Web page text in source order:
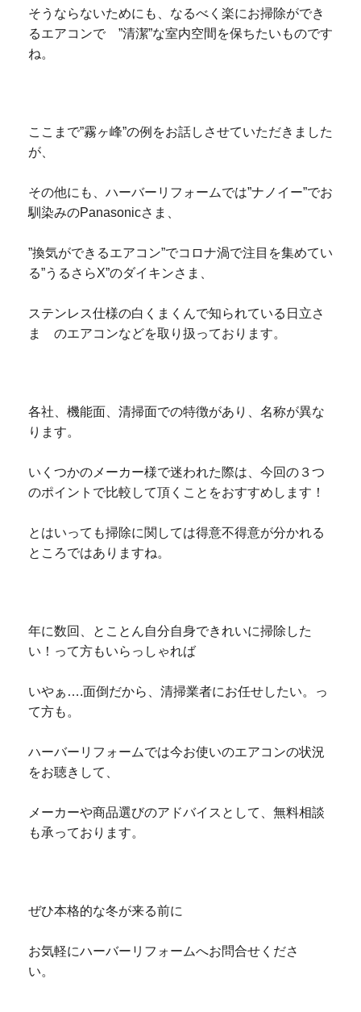
そうならないためにも、なるべく楽にお掃除ができ
るエアコンで ”清潔”な室内空間を保ちたいものです
ね。
ここまで”霧ヶ峰”の例をお話しさせていただきました
が、
その他にも、ハーバーリフォームでは”ナノイー”でお
馴染みのPanasonicさま、
”換気ができるエアコン”でコロナ渦で注目を集めてい
る”うるさらX”のダイキンさま、
ステンレス仕様の白くまくんで知られている 日立さ
ま のエアコンなどを取り扱っております。
各社、機能面、清掃面での特徴があり、名称が異な
ります。
いくつかのメーカー様で迷われた際は、今回の３つ
のポイントで比較して頂くことをおすすめします！
とはいっても掃除に関しては得意不得意が分かれる
ところではありますね。
年に数回、とことん自分自身できれいに掃除した
い！って方もいらっしゃれば
いやぁ….面倒だから、清掃業者にお任せしたい。っ
て方も。
ハーバーリフォームでは今お使いのエアコンの状況
をお聴きして、
メーカーや商品選びのアドバイスとして、無料相談
も承っております。
ぜひ本格的な冬が来る前に
お気軽にハーバーリフォームへお問合せくださ
い。